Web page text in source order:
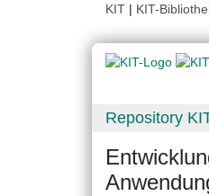
KIT | KIT-
Repository